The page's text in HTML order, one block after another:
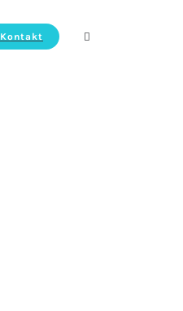
Kontakt